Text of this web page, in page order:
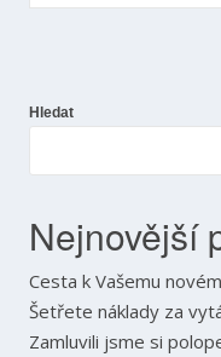
příspěvek
Hledat
Nejnovější
Cesta k Vašemu
Šetřete náklady za
Zamluvili jsme si